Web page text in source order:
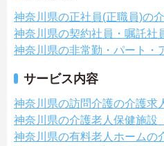
神奈川県の正社員(正職員)の
神奈川県の契約社員・嘱託社
神奈川県の非常勤・パート・
サービス内容
神奈川県の訪問介護の介護求
神奈川県の介護老人保健施設
神奈川県の有料老人ホームの